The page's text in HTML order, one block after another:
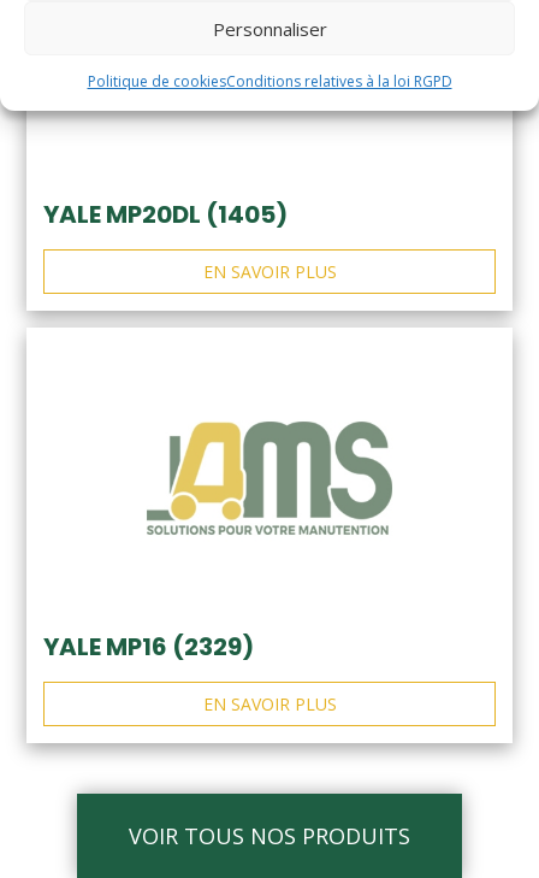
Personnaliser
Politique de cookiesConditions relatives à la loi RGPD
YALE MP20DL (1405)
EN SAVOIR PLUS
YALE MP16 (2329)
EN SAVOIR PLUS
VOIR TOUS NOS PRODUITS